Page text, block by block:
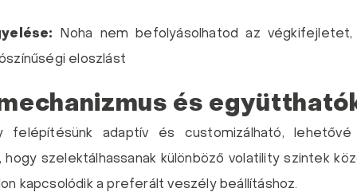
Noha nem befolyásolhatod az
eloszlást
és
felépítésünk adaptív és customizálható,
hogy szelektálhassanak különböző volatility szintek
kapcsolódik a preferált veszély beállításhoz.